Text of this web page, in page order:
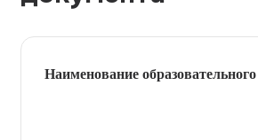
Наименование